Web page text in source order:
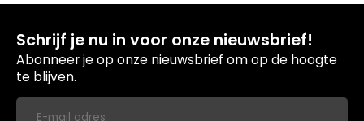
Schrijf je nu in voor onze nieuwsbrief!
Abonneer je op onze nieuwsbrief om op de hoogte
te blijven.